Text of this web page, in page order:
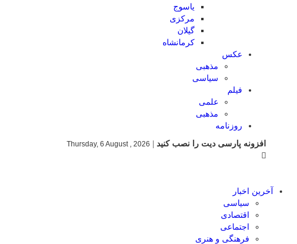
یاسوج
مرکزی
گیلان
کرمانشاه
عکس
مذهبی
سیاسی
فیلم
علمی
مذهبی
روزنامه
افزونه پارسی دیت را نصب کنید
Thursday, 6 August , 2026
آخرین اخبار
سیاسی
اقتصادی
اجتماعی
فرهنگی و هنری